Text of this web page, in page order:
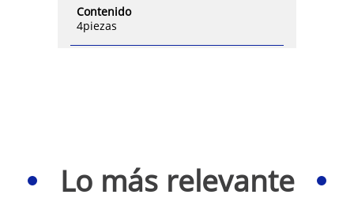
Contenido
4piezas
Lo más relevante